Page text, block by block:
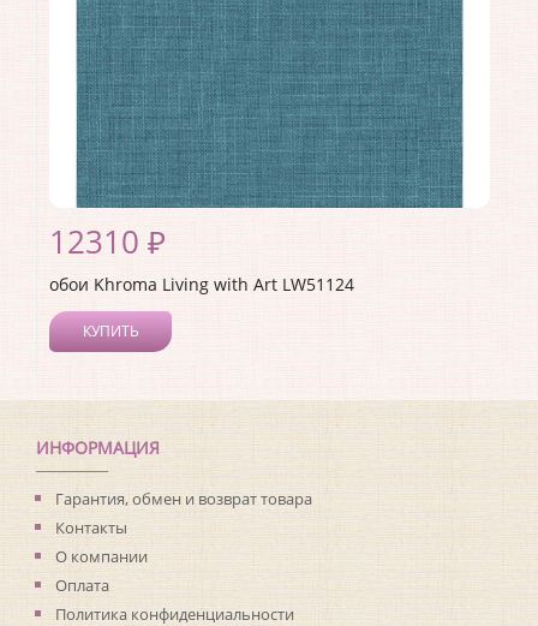
12310 ₽
обои Khroma Living with Art LW51124
КУПИТЬ
Длина рулона:
8.23
Ширина рулона: 0.68
Материал покрытия:Виниловое
Страна:США
Материал основы:
Флизелин
Раппорт:<>
ИНФОРМАЦИЯ
Гарантия, обмен и возврат товара
Контакты
О компании
Оплата
Политика конфиденциальности